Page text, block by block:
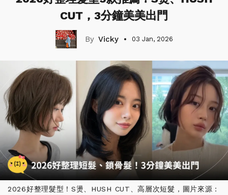
CUT，3分鐘美美出門
Vicky 03 Jan, 2026
2026好整理髮型！S燙、HUSH CUT、高層次短髮，圖片來源：